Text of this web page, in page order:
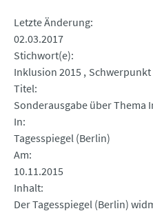
Letzte Änderung
02.03.2017
Stichwort(e)
Inklusion 2015
Schwerpunkt
Titel
Sonderausgabe über Thema
In
Tagesspiegel (Berlin)
Am
10.11.2015
Inhalt
Der Tagesspiegel (Berlin)